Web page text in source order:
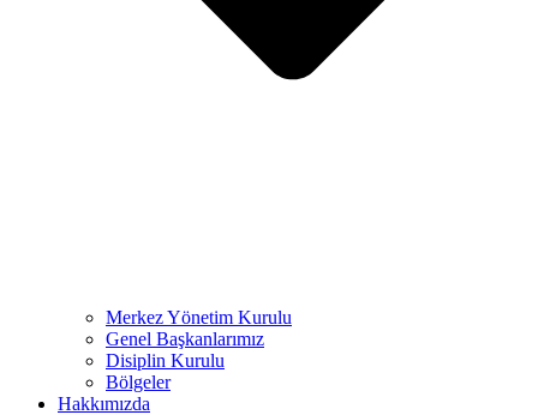
Merkez Yönetim Kurulu
Genel Başkanlarımız
Disiplin Kurulu
Bölgeler
Hakkımızda